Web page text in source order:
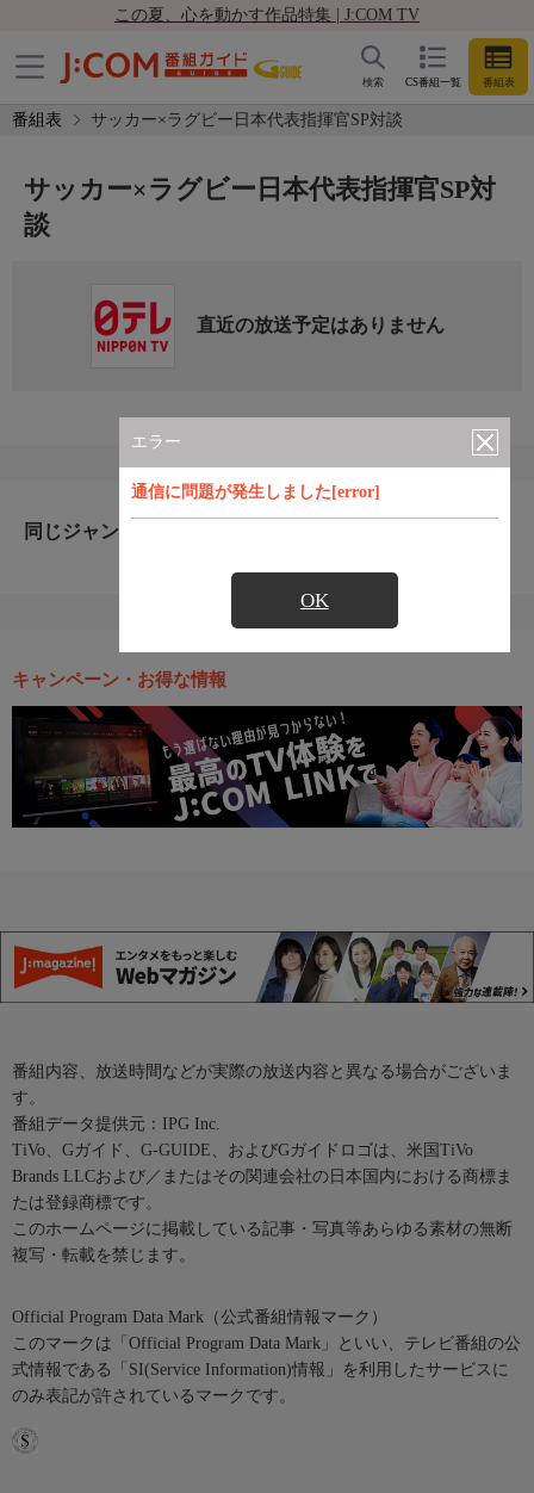
この夏、心を動かす作品特集 | J:COM TV
CS番組一覧 番組表
検索
番組表 サッカー×ラグビー日本代表指揮官SP対談
エラー
通信に問題が発生しました[error]
OK
サッカー×ラグビー日本代表指揮官SP対
談
直近の放送予定はありません
同じジャンルのおすすめ番組
キャンペーン・お得な情報
番組内容、放送時間などが実際の放送内容と異なる場合がございま
す。
番組データ提供元：IPG Inc.
TiVo、Gガイド、G-GUIDE、およびGガイドロゴは、米国TiVo
Brands LLCおよび／またはその関連会社の日本国内における商標ま
たは登録商標です。
このホームページに掲載している記事・写真等あらゆる素材の無断
複写・転載を禁じます。
Official Program Data Mark（公式番組情報マーク）
このマークは「Official Program Data Mark」といい、テレビ番組の公
式情報である「SI(Service Information)情報」を利用したサービスに
のみ表記が許されているマークです。